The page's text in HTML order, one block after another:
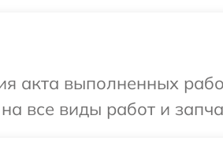
акта выполненных
все виды работ и